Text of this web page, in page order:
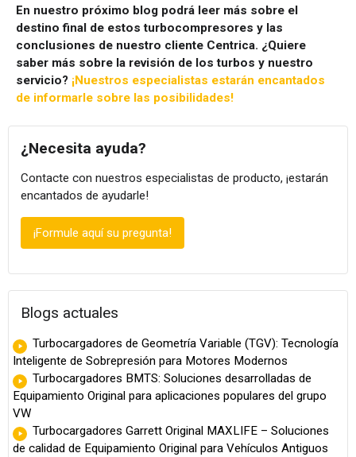
En nuestro próximo blog podrá leer más sobre el
destino final de estos turbocompresores y las
conclusiones de nuestro cliente Centrica. ¿Quiere
saber más sobre la revisión de los turbos y nuestro
servicio? ¡Nuestros especialistas estarán encantados
de informarle sobre las posibilidades!
¿Necesita ayuda?
Contacte con nuestros especialistas de producto, ¡estarán
encantados de ayudarle!
¡Formule aquí su pregunta!
Blogs actuales
Turbocargadores de Geometría Variable (TGV): Tecnología
Inteligente de Sobrepresión para Motores Modernos
Turbocargadores BMTS: Soluciones desarrolladas de
Equipamiento Original para aplicaciones populares del grupo
VW
Turbocargadores Garrett Original MAXLIFE – Soluciones
de calidad de Equipamiento Original para Vehículos Antiguos